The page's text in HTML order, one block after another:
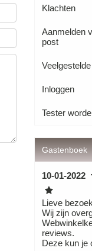
Klachten
Aanmelden
post
Inloggen
Tester
Gastenboek
10-01-2022
Lieve
Wij zijn
reviews.
Deze kun je